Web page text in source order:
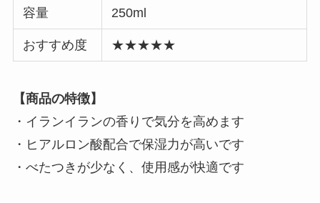
容量 250ml
おすすめ度 ★★★★★
【商品の特徴】
・イランイランの香りで気分を高めます
・ヒアルロン酸配合で保湿力が高いです
・べたつきが少なく、使用感が快適です